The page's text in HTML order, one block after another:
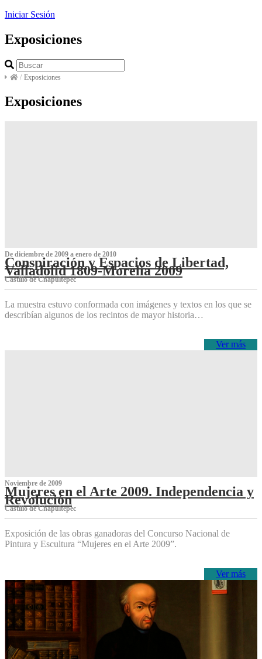
Iniciar Sesión
Exposiciones
/ Exposiciones
Exposiciones
De diciembre de 2009 a enero de 2010
Conspiración y Espacios de Libertad,
Valladolid 1809-Morelia 2009
Castillo de Chapultepec
La muestra estuvo conformada con imágenes y textos en los que se
describían algunos de los recintos de mayor historia…
Ver más
Noviembre de 2009
Mujeres en el Arte 2009. Independencia y
Revolución
Castillo de Chapultepec
Exposición de las obras ganadoras del Concurso Nacional de
Pintura y Escultura “Mujeres en el Arte 2009”.
Ver más